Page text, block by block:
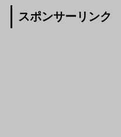
スポンサーリンク